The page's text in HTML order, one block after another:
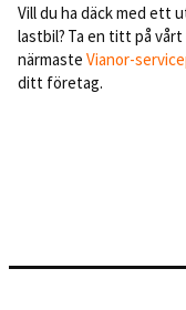
Vill du ha däck med ett
lastbil? Ta en titt på
närmaste Vianor-
ditt företag.